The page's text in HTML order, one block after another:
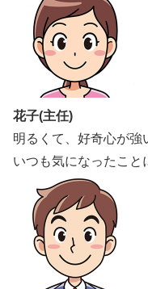
花子(主任)
明るくて、好奇心が強
いつも気になったこと